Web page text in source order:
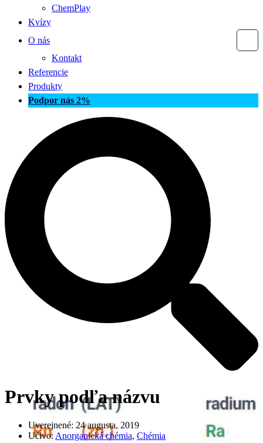
ChemPlay
Kvízy
O nás
Kontakt
Referencie
Produkty
Podpor nás 2%
Prvky podľa názvu
Uverejnené: 24 augusta, 2019
Učivo: Anorganická chémia, Chémia